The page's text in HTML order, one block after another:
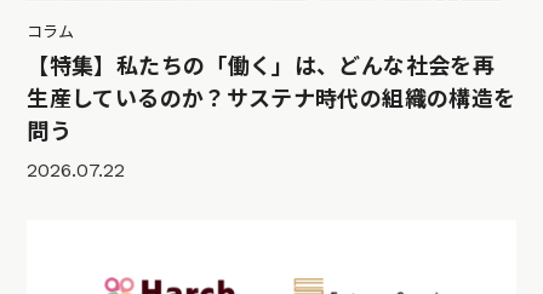
コラム
【特集】私たちの「働く」は、どんな社会を再
生産しているのか？サステナ時代の組織の構造を
問う
2026.07.22